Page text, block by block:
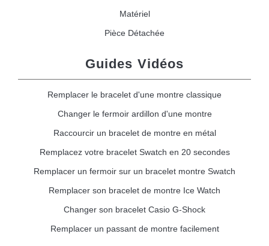
Matériel
Pièce Détachée
Guides Vidéos
Remplacer le bracelet d'une montre classique
Changer le fermoir ardillon d'une montre
Raccourcir un bracelet de montre en métal
Remplacez votre bracelet Swatch en 20 secondes
Remplacer un fermoir sur un bracelet montre Swatch
Remplacer son bracelet de montre Ice Watch
Changer son bracelet Casio G-Shock
Remplacer un passant de montre facilement